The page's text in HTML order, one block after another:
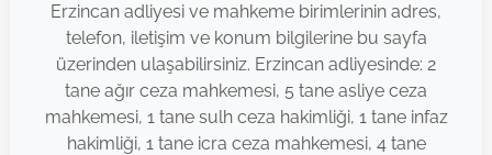
Erzincan adliyesi ve mahkeme birimlerinin adres,
telefon, iletişim ve konum bilgilerine bu sayfa
üzerinden ulaşabilirsiniz. Erzincan adliyesinde: 2
tane ağır ceza mahkemesi, 5 tane asliye ceza
mahkemesi, 1 tane sulh ceza hakimliği, 1 tane infaz
hakimliği, 1 tane icra ceza mahkemesi, 4 tane